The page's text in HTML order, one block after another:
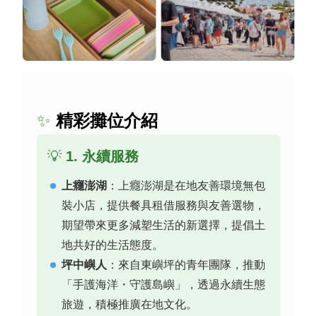
✨ 精彩攤位介紹
💡 1. 永續服務
上癮澎湖 ：
上癮澎湖是在地友善環境無包
裝小店，提供餐具租借服務與友善選物，
期望帶來更多減塑生活的新選擇，提倡土
地共好的生活態度。
坪中嶼人 ： 來自東嶼坪的青年團隊，推動
「手護海洋・守護島嶼」，透過永續生態
旅遊，積極推廣在地文化。